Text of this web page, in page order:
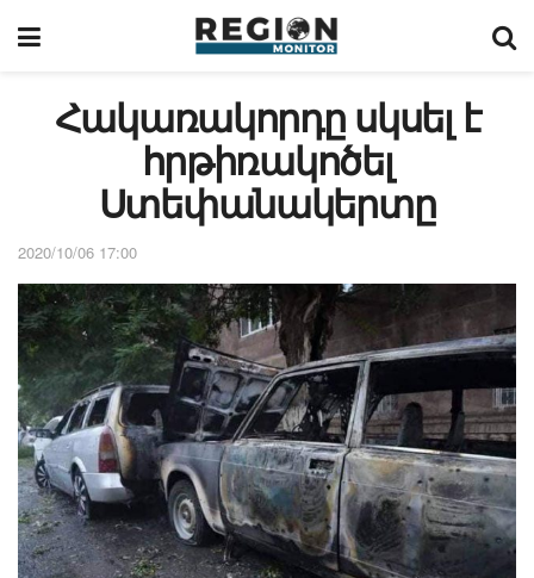
Հակառակորդը սկսել է
հրթիռակոծել
Ստեփանակերտը
2020/10/06 17:00